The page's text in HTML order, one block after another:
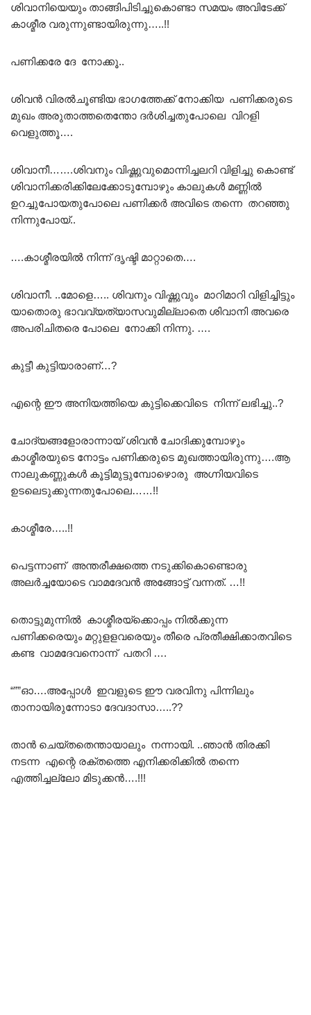
ശിവാനിയെയും താങ്ങിപിടിച്ചുകൊണ്ടാ സമയം അവിടേക്ക്
കാശ്മീര വരുന്നുണ്ടായിരുന്നു…..!!
പണിക്കരേ ദേ നോക്കൂ..
ശിവൻ വിരൽചൂണ്ടിയ ഭാഗത്തേക്ക് നോക്കിയ പണിക്കരുടെ
മുഖം അരുതാത്തതെന്തോ ദർശിച്ചതുപോലെ വിറളി
വെളുത്തൂ….
ശിവാനീ…….ശിവനും വിഷ്ണുവുമൊന്നിച്ചലറി വിളിച്ചു കൊണ്ട്
ശിവാനിക്കരിക്കിലേക്കോടുമ്പോഴും കാലുകൾ മണ്ണിൽ
ഉറച്ചുപോയതുപോലെ പണിക്കർ അവിടെ തന്നെ തറഞ്ഞു
നിന്നുപോയ്..
….കാശ്മീരയിൽ നിന്ന് ദൃഷ്ടി മാറ്റാതെ….
ശിവാനീ. ..മോളെ….. ശിവനും വിഷ്ണുവും മാറിമാറി വിളിച്ചിട്ടും
യാതൊരു ഭാവവ്യത്യാസവുമില്ലാതെ ശിവാനി അവരെ
അപരിചിതരെ പോലെ നോക്കി നിന്നു. ….
കുട്ടീ കുട്ടിയാരാണ്…?
എന്റെ ഈ അനിയത്തിയെ കുട്ടിക്കെവിടെ നിന്ന് ലഭിച്ചു..?
ചോദ്യങ്ങളോരാന്നായ് ശിവൻ ചോദിക്കുമ്പോഴും
കാശ്മീരയുടെ നോട്ടം പണിക്കരുടെ മുഖത്തായിരുന്നു….ആ
നാലുകണ്ണുകൾ കൂട്ടിമുട്ടുമ്പോഴൊരു അഗ്നിയവിടെ
ഉടലെടുക്കുന്നതുപോലെ……!!
കാശ്മീരേ…..!!
പെട്ടന്നാണ് അന്തരീക്ഷത്തെ നടുക്കികൊണ്ടൊരു
അലർച്ചയോടെ വാമദേവൻ അങ്ങോട്ട് വന്നത്. …!!
തൊട്ടുമുന്നിൽ കാശ്മീരയ്ക്കൊപ്പം നിൽക്കുന്ന
പണിക്കരെയും മറ്റുളളവരെയും തീരെ പ്രതീക്ഷിക്കാതവിടെ
കണ്ട വാമദേവനൊന്ന് പതറി ….
“””ഓ….അപ്പോൾ ഇവളുടെ ഈ വരവിനു പിന്നിലും
താനായിരുന്നോടാ ദേവദാസാ…..??
താൻ ചെയ്തതെന്തായാലും നന്നായി. ..ഞാൻ തിരക്കി
നടന്ന എന്റെ രക്തത്തെ എനിക്കരിക്കിൽ തന്നെ
എത്തിച്ചല്ലോ മിടുക്കൻ….!!!